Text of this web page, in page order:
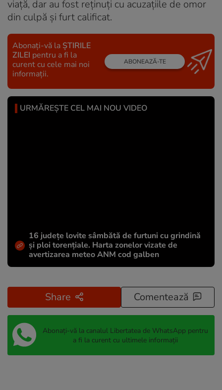
viaţă, dar au fost reţinuţi cu acuzaţiile de omor
din culpă şi furt calificat.
Abonați-vă la ȘTIRILE
ZILEI pentru a fi la
curent cu cele mai noi
informații.
ABONEAZĂ-TE
URMĂREȘTE CEL MAI NOU VIDEO
16 județe lovite sâmbătă de furtuni cu grindină
și ploi torențiale. Harta zonelor vizate de
avertizarea meteo ANM cod galben
Share Comentează
Abonați-vă la canalul Libertatea de WhatsApp pentru
a fi la curent cu ultimele informații